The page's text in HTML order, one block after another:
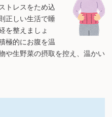
トレスをため込
正しい生活で睡
を整えましょ
極的にお腹を温
や生野菜の摂取を控え、温かい